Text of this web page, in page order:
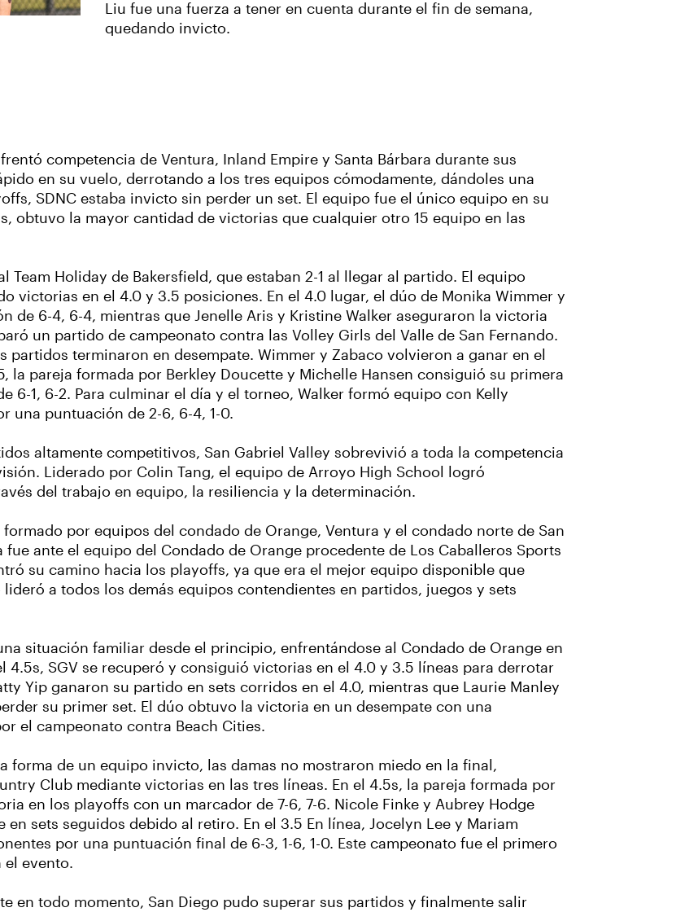
Liu fue una fuerza a tener en cuenta durante el fin de semana,
quedando invicto.
competencia de Ventura, Inland Empire y Santa Bárbara durante sus
en su vuelo, derrotando a los tres equipos cómodamente, dándoles una
SDNC estaba invicto sin perder un set. El equipo fue el único equipo en su
obtuvo la mayor cantidad de victorias que cualquier otro 15 equipo en las
Team Holiday de Bakersfield, que estaban 2-1 al llegar al partido. El equipo
victorias en el 4.0 y 3.5 posiciones. En el 4.0 lugar, el dúo de Monika Wimmer y
de 6-4, 6-4, mientras que Jenelle Aris y Kristine Walker aseguraron la victoria
un partido de campeonato contra las Volley Girls del Valle de San Fernando.
partidos terminaron en desempate. Wimmer y Zabaco volvieron a ganar en el
la pareja formada por Berkley Doucette y Michelle Hansen consiguió su primera
6-1, 6-2. Para culminar el día y el torneo, Walker formó equipo con Kelly
una puntuación de 2-6, 6-4, 1-0.
altamente competitivos, San Gabriel Valley sobrevivió a toda la competencia
Liderado por Colin Tang, el equipo de Arroyo High School logró
del trabajo en equipo, la resiliencia y la determinación.
por equipos del condado de Orange, Ventura y el condado norte de San
ante el equipo del Condado de Orange procedente de Los Caballeros Sports
su camino hacia los playoffs, ya que era el mejor equipo disponible que
a todos los demás equipos contendientes en partidos, juegos y sets
situación familiar desde el principio, enfrentándose al Condado de Orange en
4.5s, SGV se recuperó y consiguió victorias en el 4.0 y 3.5 líneas para derrotar
Yip ganaron su partido en sets corridos en el 4.0, mientras que Laurie Manley
su primer set. El dúo obtuvo la victoria en un desempate con una
el campeonato contra Beach Cities.
forma de un equipo invicto, las damas no mostraron miedo en la final,
Club mediante victorias en las tres líneas. En el 4.5s, la pareja formada por
en los playoffs con un marcador de 7-6, 7-6. Nicole Finke y Aubrey Hodge
sets seguidos debido al retiro. En el 3.5 En línea, Jocelyn Lee y Mariam
por una puntuación final de 6-3, 1-6, 1-0. Este campeonato fue el primero
el evento.
en todo momento, San Diego pudo superar sus partidos y finalmente salir